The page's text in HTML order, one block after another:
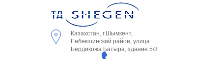
Казахстан, г.Шымкент,
Енбекшинский район, улица
Бердикожа Батыра, здание 5/3